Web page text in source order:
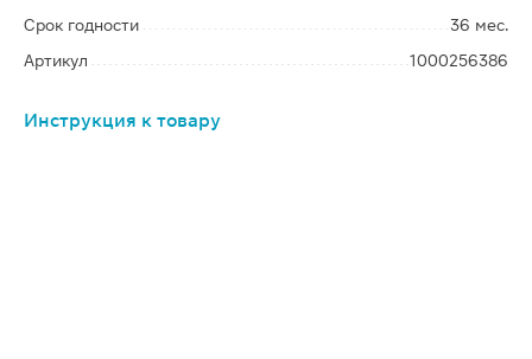
Срок годности
36 мес.
Артикул
1000256386
Инструкция к товару